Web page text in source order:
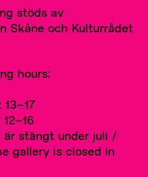
stöds av
Skåne och Kulturrådet
hours:
stängt under juli /
gallery is closed in